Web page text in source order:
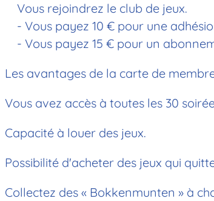
Vous rejoindrez le club de jeux.
- Vous payez 10 € pour une
- Vous payez 15 € pour un
Les avantages de la carte de
Vous avez accès à toutes les 30
Capacité à louer des jeux.
Possibilité d'acheter des jeux qui
Collectez des « Bokkenmunten » à